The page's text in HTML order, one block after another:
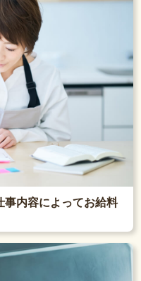
事内容によってお給料